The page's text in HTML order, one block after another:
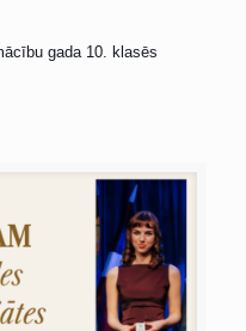
gada 10. klasēs